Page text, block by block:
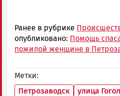
Ранее в рубрике
опубликовано: Помощь
пожилой женщине в
Метки
Петрозаводск
улица